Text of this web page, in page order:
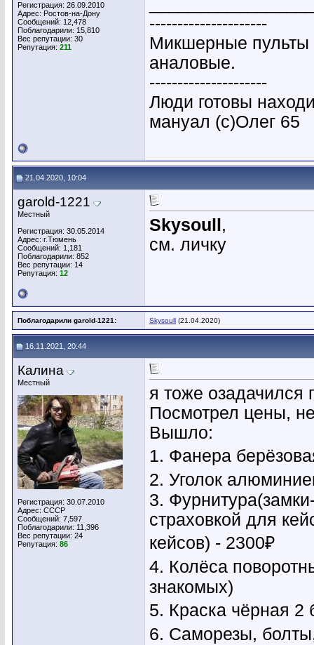
Регистрация: 26.09.2010
Адрес: Ростов-на-Дону
Сообщений: 12,478
Поблагодарили: 15,810
Вес репутации: 30
Репутация: 211
---------------------
Микшерные пульты
аналовые.
---------------------
Люди готовы
мануал (с)Олег 65
21.04.2020, 10:04
garold-1221
Местный
Регистрация: 30.05.2014
Адрес: г.Тюмень
Сообщений: 1,181
Поблагодарили: 852
Вес репутации: 14
Репутация: 12
Skysoull ,
см. личку
Поблагодарили garold-1221: Skysoull (21.04.2020)
16.11.2021, 20:44
Калина
Местный
Регистрация: 30.07.2010
Адрес: СССР
Сообщений: 7,597
Поблагодарили: 11,396
Вес репутации: 24
Репутация: 86
я тоже озадачился
Посмотрел цены,
Вышло:
1. Фанера
2. Уголок
3.
страховкой для
кейсов) - 2300₽
4. Колёса
знакомых)
5. Краска чёрная 2
6. Саморезы,